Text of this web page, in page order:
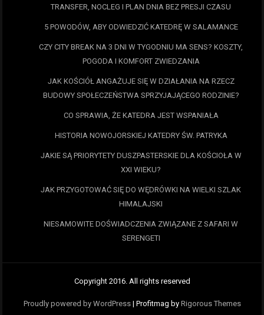
TRANSFER, NOCLEG I PLAN DNIA BEZ PRESJI CZASU
5 POWODÓW, ABY ODWIEDZIĆ KATEDRĘ W SALAMANCE
CZY CITY BREAK NA 3 DNI W TYGODNIU MA SENS? KOSZTY,
POGODA I KOMFORT ZWIEDZANIA
JAK KOŚCIÓŁ ANGAŻUJE SIĘ W DZIAŁANIA NA RZECZ
BUDOWY SPOŁECZEŃSTWA SPRZYJAJĄCEGO RODZINIE?
CO SPRAWIA, ŻE KATEDRA JEST WSPANIAŁA
HISTORIA NOWOJORSKIEJ KATEDRY ŚW. PATRYKA
JAKIE SĄ PRIORYTETY DUSZPASTERSKIE DLA KOŚCIOŁA W
XXI WIEKU?
JAK PRZYGOTOWAĆ SIĘ DO WĘDRÓWKI NA WIELKI SZLAK
HIMALAJSKI
NIESAMOWITE DOŚWIADCZENIA ZWIĄZANE Z SAFARI W
SERENGETI
Copyright 2016. All rights reserved
Proudly powered by WordPress | Profitmag by Rigorous Themes